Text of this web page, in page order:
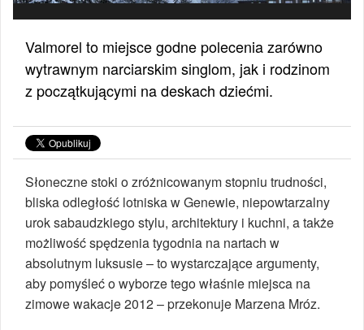
Valmorel to miejsce godne polecenia zarówno
wytrawnym narciarskim singlom, jak i rodzinom
z początkującymi na deskach dziećmi.
Słoneczne stoki o zróżnicowanym stopniu trudności,
bliska odległość lotniska w Genewie, niepowtarzalny
urok sabaudzkiego stylu, architektury i kuchni, a także
możliwość spędzenia tygodnia na nartach w
absolutnym luksusie – to wystarczające argumenty,
aby pomyśleć o wyborze tego właśnie miejsca na
zimowe wakacje 2012 – przekonuje Marzena Mróz.